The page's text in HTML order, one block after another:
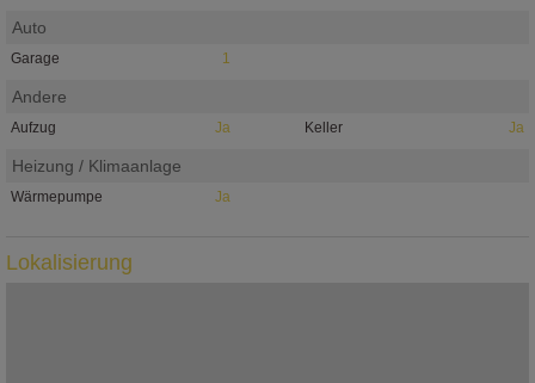
Auto
Garage 1
Andere
Aufzug Ja Keller Ja
Heizung / Klimaanlage
Wärmepumpe Ja
Lokalisierung